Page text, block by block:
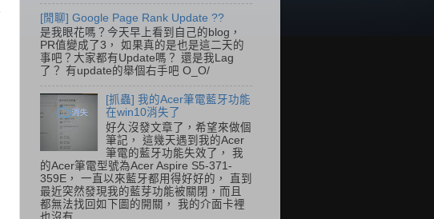
[閒聊] Google Page Rank Update ??
是我眼花嗎？今天早上看到自己的blog，
PR值變成了3， 如果真的是也是這二天的
事吧？大家都有Update嗎？ 還是我Lag
了？ 有update的舉個右手吧 O_O/
[抓蟲] 我的Acer筆電藍牙功能
在win10消失了
好久沒發文章了，希望來做個
筆記， 這幾天遇到我的Acer
筆電的藍牙功能失效了， 我
的Acer筆電型號為Acer Aspire S5-371-
359E， 一直以來藍牙都用得好好的， 直到
最近突然發現我的藍芽功能被關閉，而且
都無法找回如下圖的開關， 我的介面卡裡